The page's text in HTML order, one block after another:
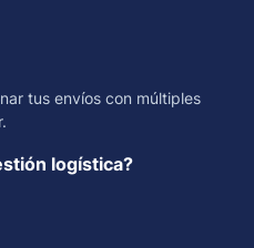
tus envíos con múltiples
logística?